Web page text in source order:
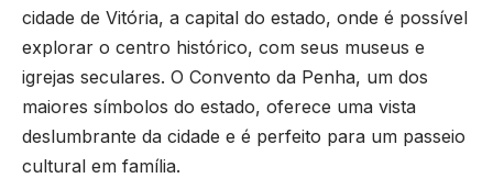
cidade de Vitória, a capital do estado, onde é possível
explorar o centro histórico, com seus museus e
igrejas seculares. O Convento da Penha, um dos
maiores símbolos do estado, oferece uma vista
deslumbrante da cidade e é perfeito para um passeio
cultural em família.